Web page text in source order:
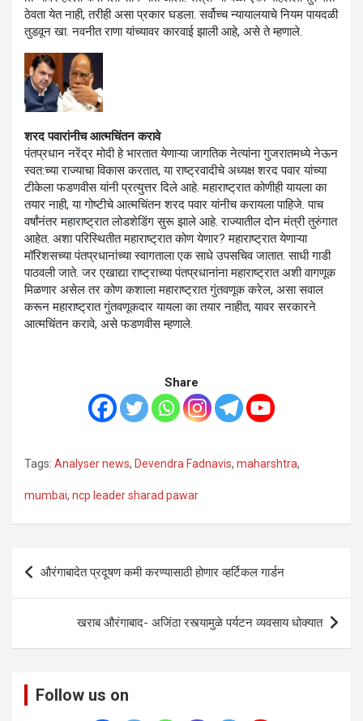
ठेवता येत नाही, तरीही असा प्रकार घडला. सर्वोच्च न्यायालयाचे नियम पायदळी
तुडवून खा. नवनीत राणा यांच्यावर कारवाई झाली आहे, असे ते म्हणाले.
शरद पवारांनीच आत्मचिंतन करावे
पंतप्रधान नरेंद्र मोदी हे भारतात येणाऱ्या जागतिक नेत्यांना गुजरातमध्ये नेऊन
स्वत:च्या राज्याचा विकास करतात, या राष्ट्रवादीचे अध्यक्ष शरद पवार यांच्या
टीकेला फडणवीस यांनी प्रत्युत्तर दिले आहे. महाराष्ट्रात कोणीही यायला का
तयार नाही, या गोष्टीचे आत्मचिंतन शरद पवार यांनीच करायला पाहिजे. पाच
वर्षांनंतर महाराष्ट्रात लोडशेडिंग सुरू झाले आहे. राज्यातील दोन मंत्री तुरुंगात
आहेत. अशा परिस्थितीत महाराष्ट्रात कोण येणार? महाराष्ट्रात येणाऱ्या
मॉरिशसच्या पंतप्रधानांच्या स्वागताला एक साधे उपसचिव जातात. साधी गाडी
पाठवली जाते. जर एखाद्या राष्ट्राच्या पंतप्रधानांना महाराष्ट्रात अशी वागणूक
मिळणार असेल तर कोण कशाला महाराष्ट्रात गुंतवणूक करेल, असा सवाल
करून महाराष्ट्रात गुंतवणूकदार यायला का तयार नाहीत, यावर सरकारने
आत्मचिंतन करावे, असे फडणवीस म्हणाले.
Share
Tags: Analyser news, Devendra Fadnavis, maharshtra,
mumbai, ncp leader sharad pawar
Post
navigation
औरंगाबादेत प्रदूषण कमी करण्यासाठी होणार व्हर्टिकल गार्डन
खराब औरंगाबाद- अजिंठा रस्त्यामुळे पर्यटन व्यवसाय धोक्यात
Follow us on